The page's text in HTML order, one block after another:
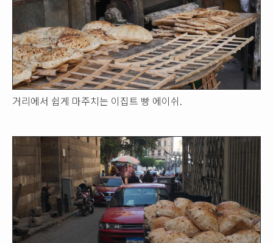
거리에서 쉽게 마주치는 이집트 빵 에이쉬.